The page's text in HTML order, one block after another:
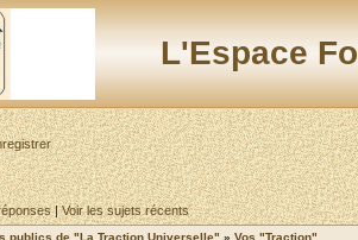
L'Espace
|Voir les sujets récents
publics de "La Traction Universelle" » Vos "Traction"